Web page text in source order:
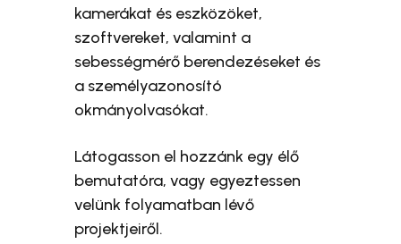
kamerákat és eszközöket,
szoftvereket, valamint a
sebességmérő berendezéseket és
a személyazonosító
okmányolvasókat.
Látogasson el hozzánk egy élő
bemutatóra, vagy egyeztessen
velünk folyamatban lévő
projektjeiről.